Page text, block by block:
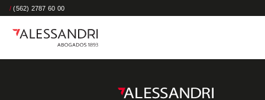
/ (562) 2787 60 00